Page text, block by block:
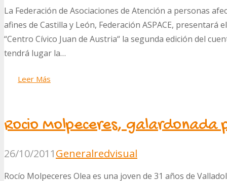
La Federación de Asociaciones de Atención a personas
afines de Castilla y León, Federación ASPACE, presentará
“Centro Cívico Juan de Austria“ la segunda edición del
tendrá lugar la…
Leer Más
Rocio Molpeceres, galardonada
26/10/2011Generalredvisual
Rocío Molpeceres Olea es una joven de 31 años de